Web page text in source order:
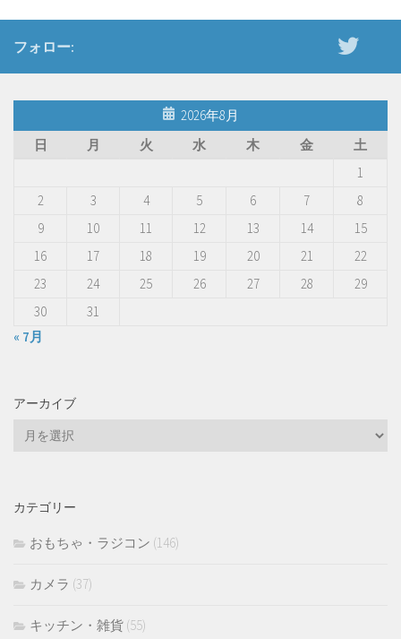
フォロー:
2026年8月
日
月 火 水 木 金
土
1
2
3 4 5 6 7
8
9
10 11 12 13 14
15
16
17 18 19 20 21
22
23
24 25 26 27 28
29
30
31
« 7月
アーカイブ
ブ
カテゴリー
おもちゃ・ラジコン (146)
カメラ (37)
キッチン・雑貨 (55)